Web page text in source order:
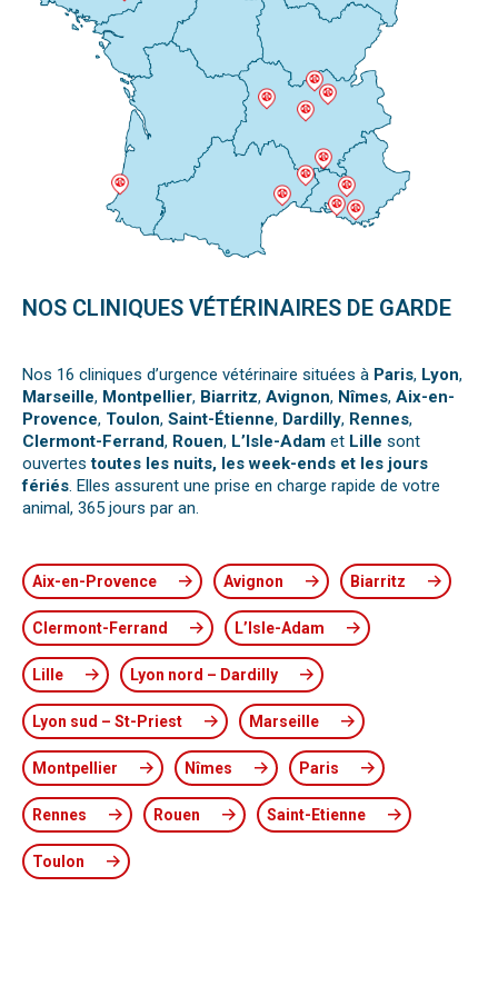
NOS CLINIQUES VÉTÉRINAIRES DE GARDE
Nos 16 cliniques d’urgence vétérinaire situées à Paris, Lyon,
Marseille, Montpellier, Biarritz, Avignon, Nîmes, Aix-en-
Provence, Toulon, Saint-Étienne, Dardilly, Rennes,
Clermont-Ferrand, Rouen, L’Isle-Adam et Lille sont
ouvertestoutes les nuits, les week-ends et les jours
fériés. Elles assurent une prise en charge rapide de votre
animal, 365 jours par an.
Aix-en-Provence Avignon Biarritz
Clermont-Ferrand L’Isle-Adam
Lille Lyon nord – Dardilly
Lyon sud – St-Priest Marseille
Montpellier Nîmes Paris
Rennes Rouen Saint-Etienne
Toulon